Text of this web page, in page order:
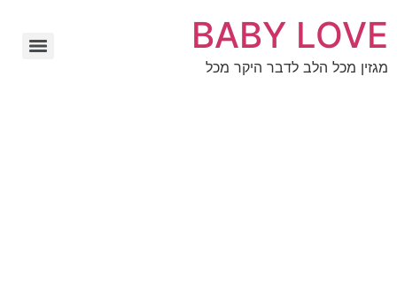
BABY LOVE
מגזין מכל הלב לדבר היקר מכל